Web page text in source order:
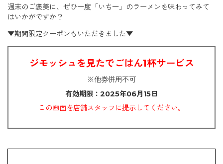
週末のご褒美に、ぜひ一度「いち一」のラーメンを味わってみて
はいかがですか？
▼期間限定クーポンもいただきました▼
ジモッシュを見たでごはん1杯サービス
※他券併用不可
有効期限：2025年06月15日
この画面を店舗スタッフに提示してください。